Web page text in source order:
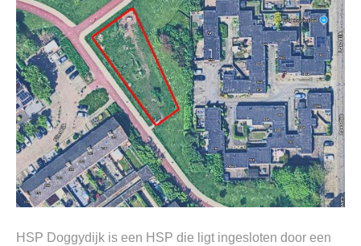
HSP Doggydijk is een HSP die ligt ingesloten door een